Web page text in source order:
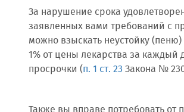
За нарушение срока
заявленных вами требований с
можно взыскать неустойку
1% от цены лекарства за каждый
просрочки (п. 1 ст. 23 Закона №